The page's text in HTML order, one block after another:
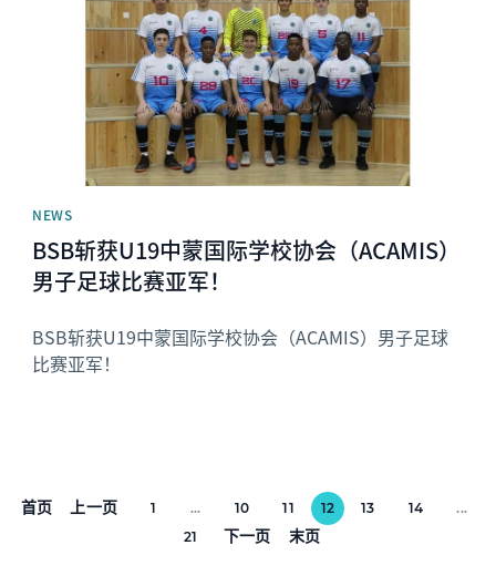
NEWS
BSB斩获U19中蒙国际学校协会（ACAMIS）
男子足球比赛亚军！
BSB斩获U19中蒙国际学校协会（ACAMIS）男子足球
比赛亚军！
首页 上一页 1 ... 10 11 12 13 14
...
21
下一页 末页